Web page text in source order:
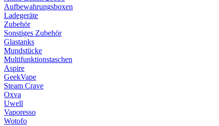
Aufbewahrungsboxen
Ladegeräte
Zubehör
Sonstiges Zubehör
Glastanks
Mundstücke
Multifunktionstaschen
Aspire
GeekVape
Steam Crave
Oxva
Uwell
Vaporesso
Wotofo